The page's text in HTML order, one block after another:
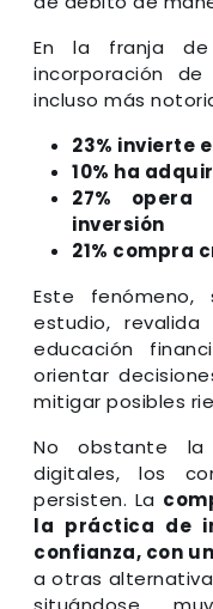
En la franja
incorporación
incluso más
23% invierte
10% ha
27% opera
inversión
21% compra
Este fenómeno,
estudio,
educación
orientar
mitigar posibles
No obstante la
digitales, los
persisten. La
la práctica de
confianza, con
a otras